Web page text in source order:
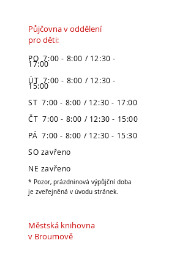
Půjčovna v oddělení
pro děti:
PO 7:00 - 8:00 / 12:30 -
17:00
ÚT 7:00 - 8:00 / 12:30 -
15:00
ST 7:00 - 8:00 / 12:30 - 17:00
ČT 7:00 - 8:00 / 12:30 - 15:00
PÁ 7:00 - 8:00 / 12:30 - 15:30
SO zavřeno
NE zavřeno
* Pozor, prázdninová výpůjční doba
je zveřejněná v úvodu stránek.
Městská knihovna
v Broumově